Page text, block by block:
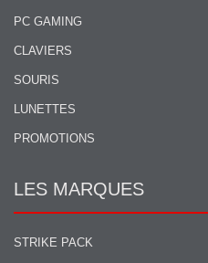
PC GAMING
CLAVIERS
SOURIS
LUNETTES
PROMOTIONS
LES MARQUES
STRIKE PACK